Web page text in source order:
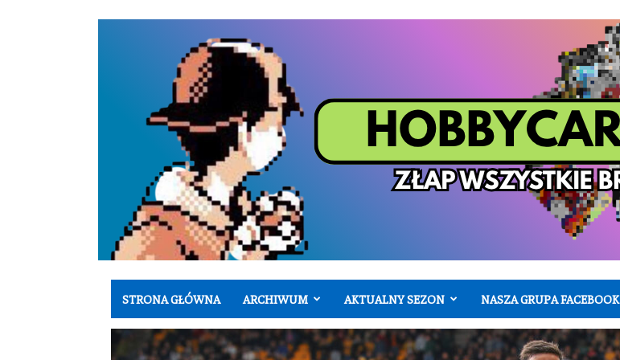
STRONA GŁÓWNA ARCHIWUM AKTUALNY SEZON NASZA GRUPA FACEBOOK